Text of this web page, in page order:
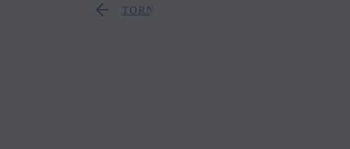
TORNA ALLE OFFERTE